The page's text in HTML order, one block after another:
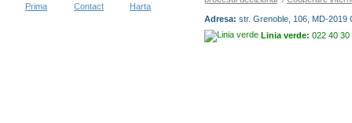
Prima Contact Harta
Adresa: str. Grenoble, 106, MD-2019
Linia verde: 022 40 30